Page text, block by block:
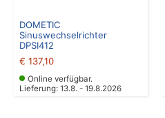
DOMETIC
Sinuswechselrichter
DPSI412
€ 137,10
Online verfügbar.
Lieferung: 13.8. - 19.8.2026